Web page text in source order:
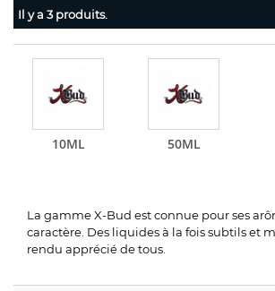
Il y a 3 produits.
10ML 50ML
La gamme X-Bud est connue pour ses
caractère. Des liquides à la fois subtils et
rendu apprécié de tous.